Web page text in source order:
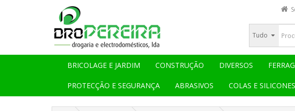
Tudo
BRICOLAGE E JARDIM CONSTRUÇÃO DIVERSOS
PROTECÇÃO E SEGURANÇA ABRASIVOS COLAS E SILICONES